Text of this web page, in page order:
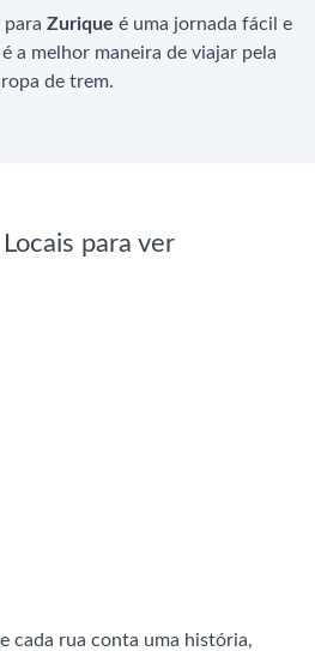
para Zurique é uma jornada fácil e
a melhor maneira de viajar pela
de trem.
para ver
cada rua conta uma história,